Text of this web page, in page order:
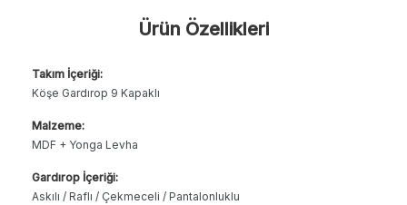
Ürün Özellikleri
Takım İçeriği:
Köşe Gardırop 9 Kapaklı
Malzeme:
MDF + Yonga Levha
Gardırop İçeriği:
Askılı / Raflı / Çekmeceli / Pantalonluklu